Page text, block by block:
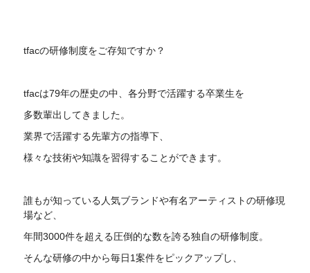
tfacの研修制度をご存知ですか？
tfacは79年の歴史の中、各分野で活躍する卒業生を
多数輩出してきました。
業界で活躍する先輩方の指導下、
様々な技術や知識を習得することができます。
誰もが知っている人気ブランドや有名アーティストの研修現
場など、
年間3000件を超える圧倒的な数を誇る独自の研修制度。
そんな研修の中から毎日1案件をピックアップし、